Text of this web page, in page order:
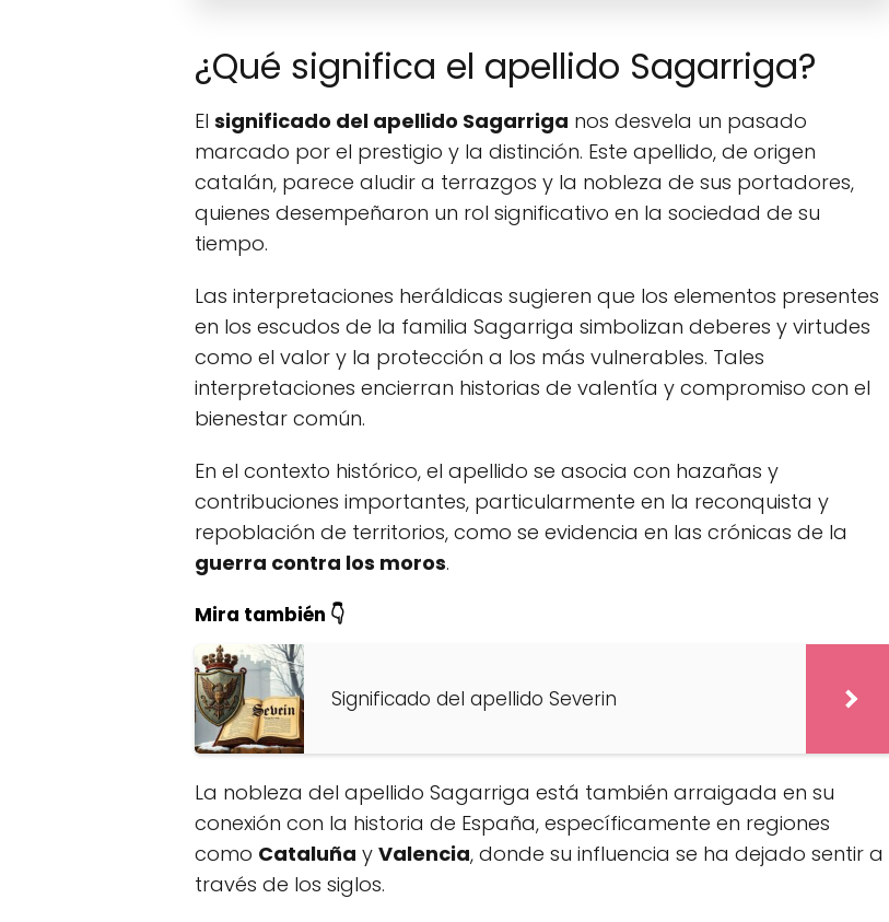
¿Qué significa el apellido Sagarriga?
El significado del apellido Sagarriga nos desvela un pasado
marcado por el prestigio y la distinción. Este apellido, de origen
catalán, parece aludir a terrazgos y la nobleza de sus portadores,
quienes desempeñaron un rol significativo en la sociedad de su
tiempo.
Las interpretaciones heráldicas sugieren que los elementos presentes
en los escudos de la familia Sagarriga simbolizan deberes y virtudes
como el valor y la protección a los más vulnerables. Tales
interpretaciones encierran historias de valentía y compromiso con el
bienestar común.
En el contexto histórico, el apellido se asocia con hazañas y
contribuciones importantes, particularmente en la reconquista y
repoblación de territorios, como se evidencia en las crónicas de la
guerra contra los moros.
Mira también 👇
Significado del apellido Severin
La nobleza del apellido Sagarriga está también arraigada en su
conexión con la historia de España, específicamente en regiones
como Cataluña y Valencia, donde su influencia se ha dejado sentir a
través de los siglos.